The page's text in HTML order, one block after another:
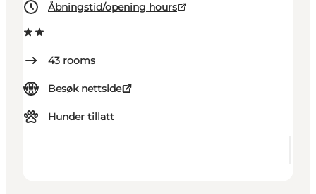
Åbningstid/opening hours
43 rooms
Besøk nettside
Hunder tillatt